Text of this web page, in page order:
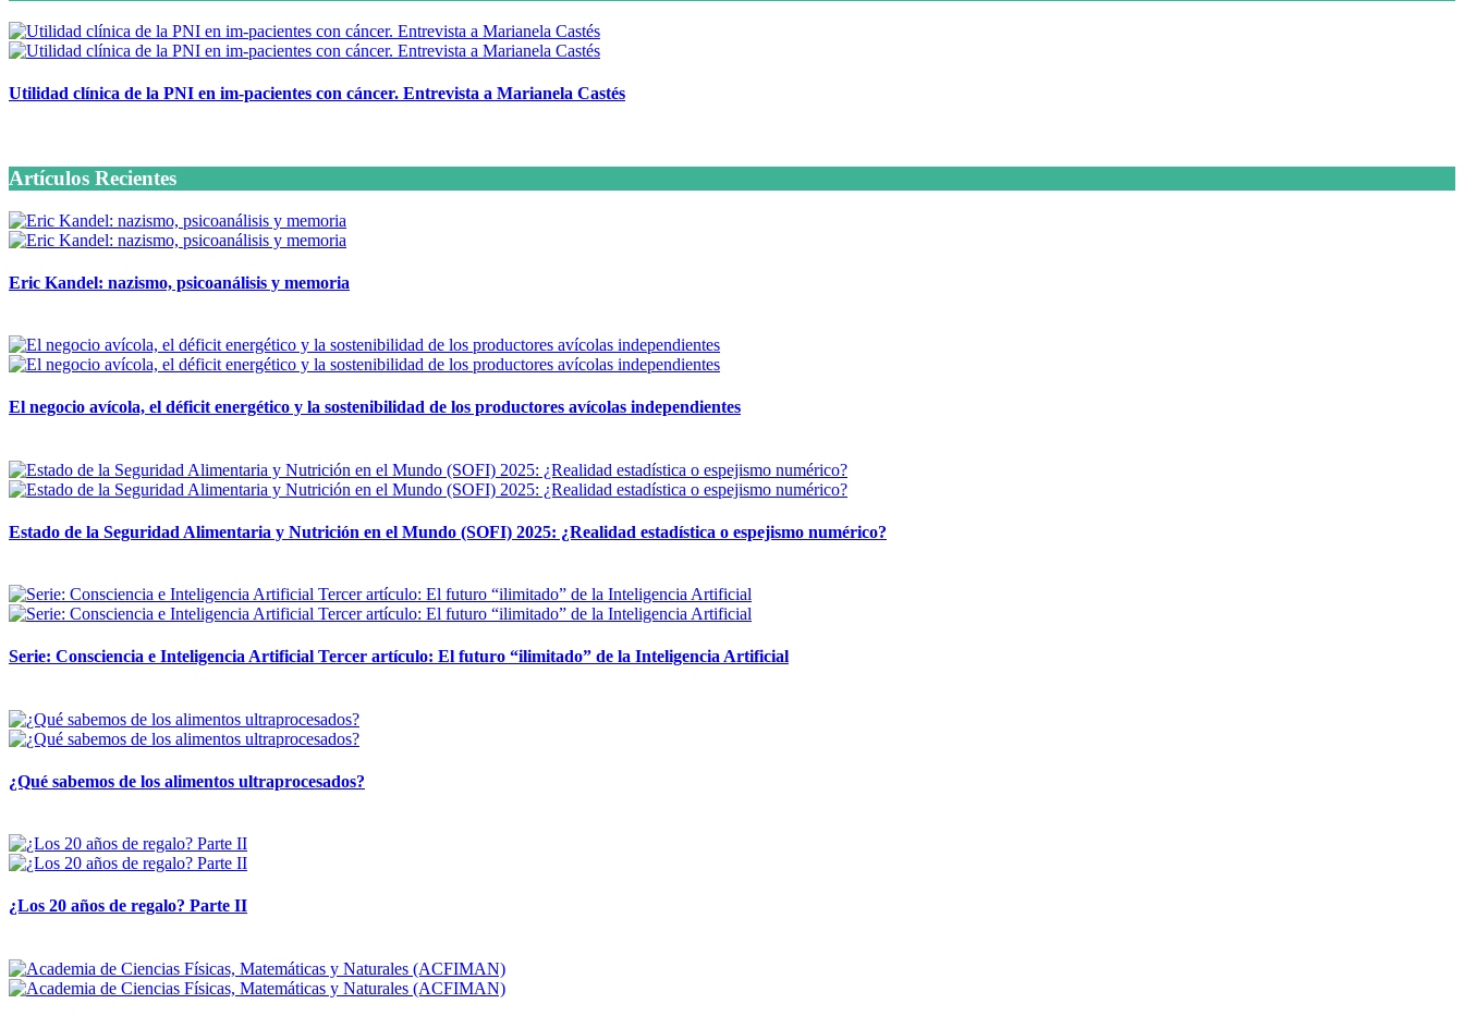
Utilidad clínica de la PNI en im-pacientes con cáncer. Entrevista a Marianela Castés
Artículos Recientes
Eric Kandel: nazismo, psicoanálisis y memoria
El negocio avícola, el déficit energético y la sostenibilidad de los productores avícolas independientes
Estado de la Seguridad Alimentaria y Nutrición en el Mundo (SOFI) 2025: ¿Realidad estadística o espejismo numérico?
Serie: Consciencia e Inteligencia Artificial Tercer artículo: El futuro “ilimitado” de la Inteligencia Artificial
¿Qué sabemos de los alimentos ultraprocesados?
¿Los 20 años de regalo? Parte II